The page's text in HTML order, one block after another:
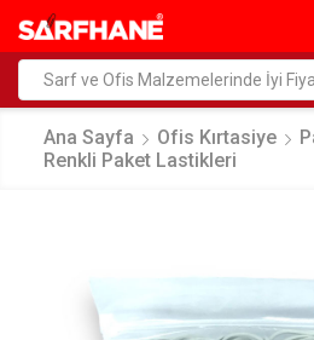
Ana Sayfa Ofis Kırtasiye
Renkli Paket Lastikleri